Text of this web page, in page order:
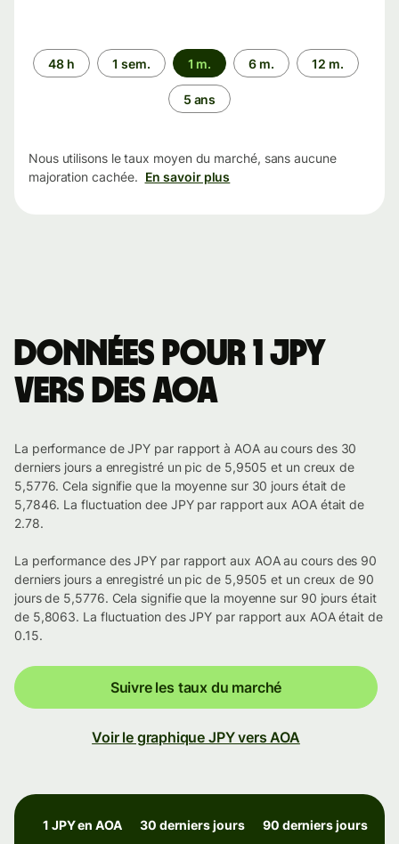
Période
48 h 1 sem. 1 m. 6 m. 12 m.
5 ans
Nous utilisons le taux moyen du marché, sans aucune
majoration cachée. En savoir plus
Données pour 1 JPY
vers des AOA
La performance de JPY par rapport à AOA au cours des 30
derniers jours a enregistré un pic de 5,9505 et un creux de
5,5776. Cela signifie que la moyenne sur 30 jours était de
5,7846. La fluctuation dee JPY par rapport aux AOA était de
2.78.
La performance des JPY par rapport aux AOA au cours des 90
derniers jours a enregistré un pic de 5,9505 et un creux de 90
jours de 5,5776. Cela signifie que la moyenne sur 90 jours était
de 5,8063. La fluctuation des JPY par rapport aux AOA était de
0.15.
Suivre les taux du marché
Voir le graphique JPY vers AOA
1 JPY en AOA 30 derniers jours 90 derniers jours